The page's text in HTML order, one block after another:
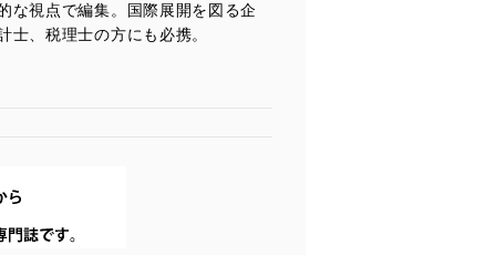
な視点で編集。国際展開を図る企
、税理士の方にも必携。